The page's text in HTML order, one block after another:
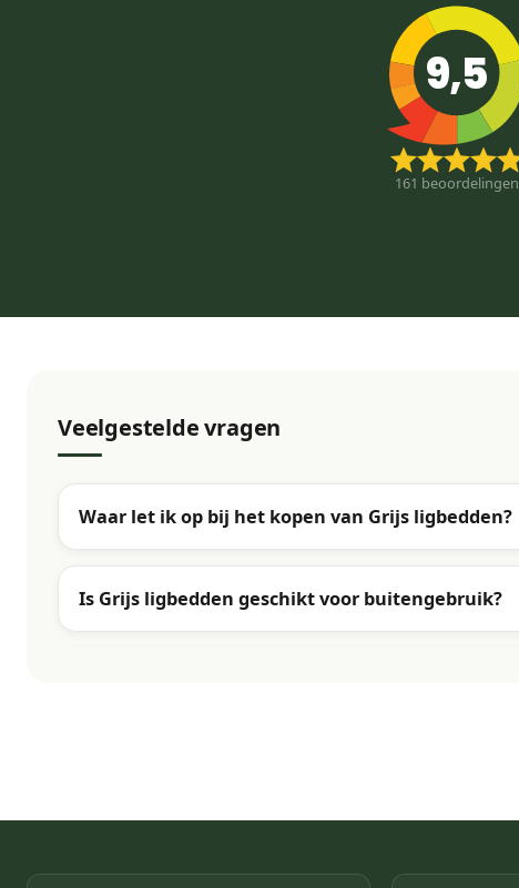
9,5
161 beoordelingen
Veelgestelde vragen
Waar let ik op bij het kopen van Grijs ligbedden?
Is Grijs ligbedden geschikt voor buitengebruik?